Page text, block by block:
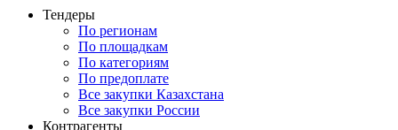
Тендеры
По регионам
По площадкам
По категориям
По предоплате
Все закупки Казахстана
Все закупки России
Контрагенты